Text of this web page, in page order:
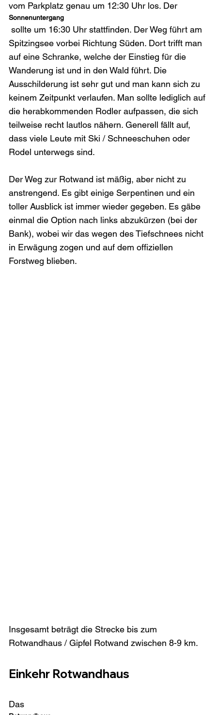
vom Parkplatz genau um 12:30 Uhr los. Der
Sonnenuntergang
Spitzingsee vorbei Richtung Süden. Dort trifft man
auf eine Schranke, welche der Einstieg für die
Wanderung ist und in den Wald führt. Die
Ausschilderung ist sehr gut und man kann sich zu
keinem Zeitpunkt verlaufen. Man sollte lediglich auf
die herabkommenden Rodler aufpassen, die sich
teilweise recht lautlos nähern. Generell fällt auf,
dass viele Leute mit Ski / Schneeschuhen oder
Rodel unterwegs sind.
Der Weg zur Rotwand ist mäßig, aber nicht zu
anstrengend. Es gibt einige Serpentinen und ein
toller Ausblick ist immer wieder gegeben. Es gäbe
einmal die Option nach links abzukürzen (bei der
Bank), wobei wir das wegen des Tiefschnees nicht
in Erwägung zogen und auf dem offiziellen
Forstweg blieben.
Insgesamt beträgt die Strecke bis zum
Einkehr Rotwandhaus
Das